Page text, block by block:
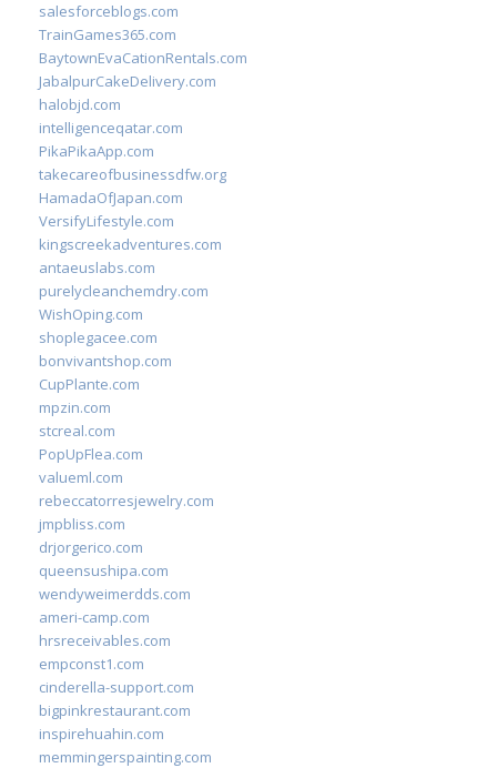
salesforceblogs.com
TrainGames365.com
BaytownEvaCationRentals.com
JabalpurCakeDelivery.com
halobjd.com
intelligenceqatar.com
PikaPikaApp.com
takecareofbusinessdfw.org
HamadaOfJapan.com
VersifyLifestyle.com
kingscreekadventures.com
antaeuslabs.com
purelycleanchemdry.com
WishOping.com
shoplegacee.com
bonvivantshop.com
CupPlante.com
mpzin.com
stcreal.com
PopUpFlea.com
valueml.com
rebeccatorresjewelry.com
jmpbliss.com
drjorgerico.com
queensushipa.com
wendyweimerdds.com
ameri-camp.com
hrsreceivables.com
empconst1.com
cinderella-support.com
bigpinkrestaurant.com
inspirehuahin.com
memmingerspainting.com